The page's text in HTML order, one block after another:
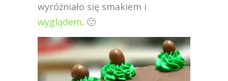
wyróżniało się smakiem i
wyglądem. 🙂